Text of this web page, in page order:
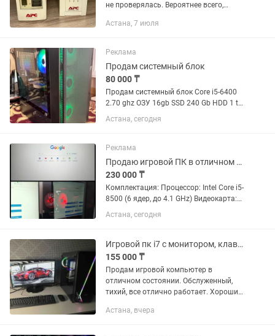
не проверялась. Вероятнее всего,
Подойдут для восстановления,
Астана, 7 июля
Реклама
Продам системный блок
80 000 ₸
Продам системный блок Core i5-6400
2.70 ghz ОЗУ 16gb SSD 240 Gb HDD 1 tb
Блок питания 500w Видеокарта
GeForce GT 640, 2gb Windows 11 pro
могу установить...
Астана, сегодня
Реклама
Продаю игровой ПК в отличном состоянии, подходит для игр, работы и учебы
230 000 ₸
Комплектация: Процессор: Intel Core i5-
8500 (6 ядер, до 4.1 GHz) Видеокарта:
GTX 1650 Super 4GB GDDR5 ОЗУ: 16 GB
DDR4 2400 MHz Материнская плата:
HDD 500 GB...
Астана, сегодня
Игровой пк i7 с монитором, клавиатурой и мышью
155 000 ₸
Продам игровой компьютер в
отличном состоянии. Обслуженный,
тихий, все отлично работает. Хороший
боковой стенкой из закаленного
Астана, вчера